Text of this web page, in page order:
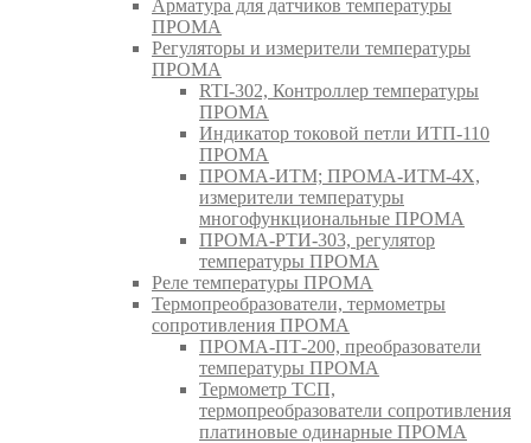
Арматура для датчиков температуры
ПРОМА
Регуляторы и измерители температуры
ПРОМА
RTI-302, Контроллер температуры
ПРОМА
Индикатор токовой петли ИТП-110
ПРОМА
ПРОМА-ИТМ; ПРОМА-ИТМ-4Х,
измерители температуры
многофункциональные ПРОМА
ПРОМА-РТИ-303, регулятор
температуры ПРОМА
Реле температуры ПРОМА
Термопреобразователи, термометры
сопротивления ПРОМА
ПРОМА-ПТ-200, преобразователи
температуры ПРОМА
Термометр ТСП,
термопреобразователи сопротивления
платиновые одинарные ПРОМА